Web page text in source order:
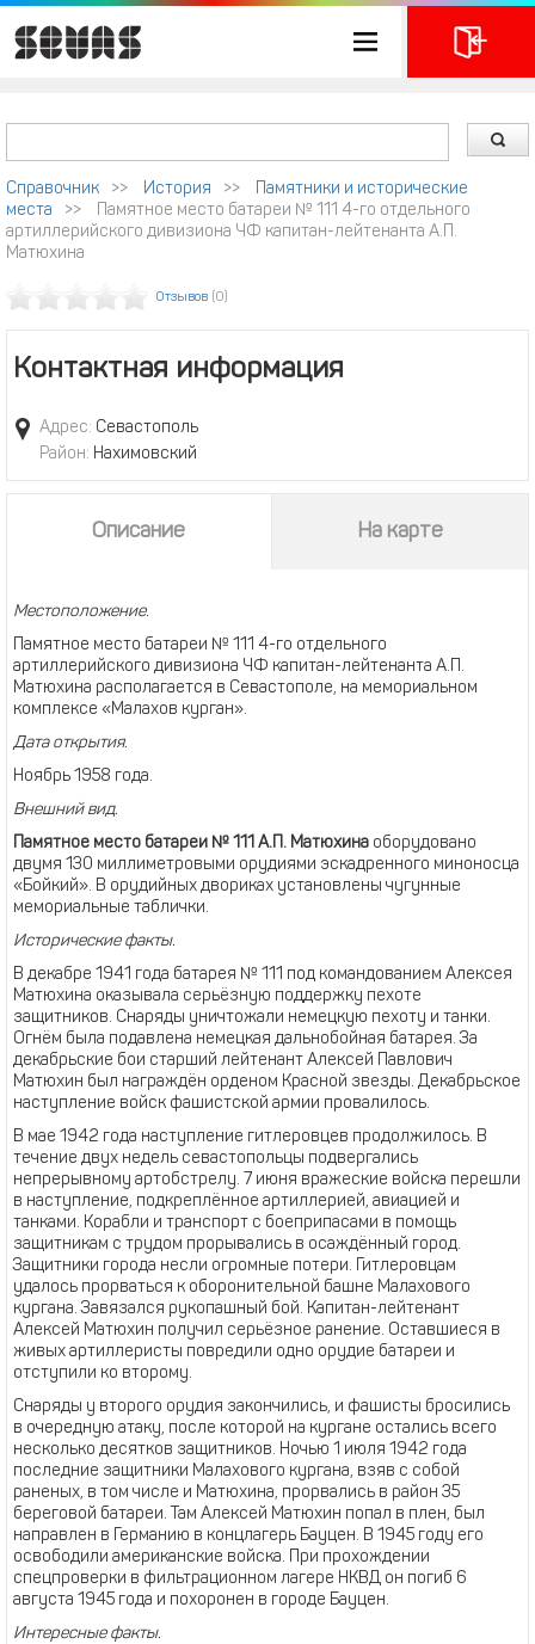
Справочник >> История >>
Памятники и исторические
места
>>
Памятное место батареи № 111 4-го отдельного
артиллерийского дивизиона ЧФ капитан-лейтенанта А.П.
Матюхина
Отзывов (0)
Контактная информация
Адрес: Севастополь
Район: Нахимовский
Описание На карте
Местоположение.
Памятное место батареи № 111 4-го отдельного
артиллерийского дивизиона ЧФ капитан-лейтенанта А.П.
Матюхина располагается в Севастополе, на мемориальном
комплексе «Малахов курган».
Дата открытия.
Ноябрь 1958 года.
Внешний вид.
Памятное место батареи № 111 А.П. Матюхина оборудовано
двумя 130 миллиметровыми орудиями эскадренного миноносца
«Бойкий». В орудийных двориках установлены чугунные
мемориальные таблички.
Исторические факты.
В декабре 1941 года батарея № 111 под командованием Алексея
Матюхина оказывала серьёзную поддержку пехоте
защитников. Снаряды уничтожали немецкую пехоту и танки.
Огнём была подавлена немецкая дальнобойная батарея. За
декабрьские бои старший лейтенант Алексей Павлович
Матюхин был награждён орденом Красной звезды. Декабрьское
наступление войск фашистской армии провалилось.
В мае 1942 года наступление гитлеровцев продолжилось. В
течение двух недель севастопольцы подвергались
непрерывному артобстрелу. 7 июня вражеские войска перешли
в наступление, подкреплённое артиллерией, авиацией и
танками. Корабли и транспорт с боеприпасами в помощь
защитникам с трудом прорывались в осаждённый город.
Защитники города несли огромные потери. Гитлеровцам
удалось прорваться к оборонительной башне Малахового
кургана. Завязался рукопашный бой. Капитан-лейтенант
Алексей Матюхин получил серьёзное ранение. Оставшиеся в
живых артиллеристы повредили одно орудие батареи и
отступили ко второму.
Снаряды у второго орудия закончились, и фашисты бросились
в очередную атаку, после которой на кургане остались всего
несколько десятков защитников. Ночью 1 июля 1942 года
последние защитники Малахового кургана, взяв с собой
раненых, в том числе и Матюхина, прорвались в район 35
береговой батареи. Там Алексей Матюхин попал в плен, был
направлен в Германию в концлагерь Бауцен. В 1945 году его
освободили американские войска. При прохождении
спецпроверки в фильтрационном лагере НКВД он погиб 6
августа 1945 года и похоронен в городе Бауцен.
Интересные факты.